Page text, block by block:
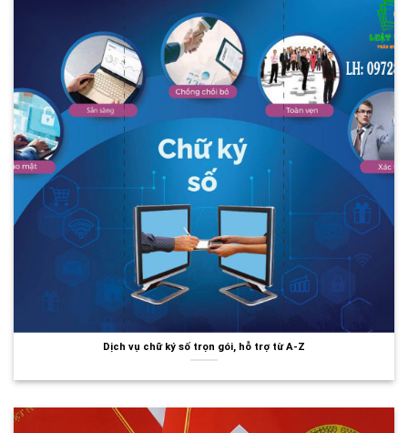
Dịch vụ chữ ký số trọn gói, hỗ trợ từ A-Z